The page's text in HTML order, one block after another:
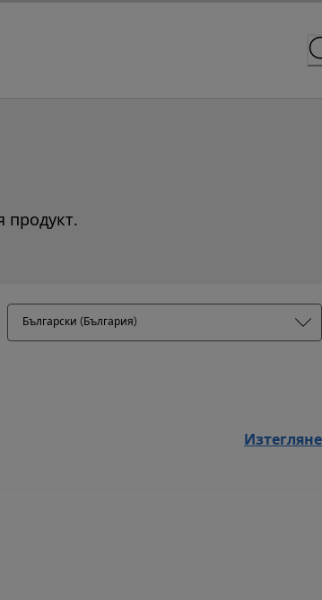
продукт.
Български (България)
Изтегляне